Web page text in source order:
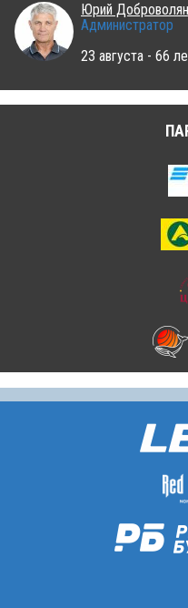
Юрий
Администратор
23 августа - 66